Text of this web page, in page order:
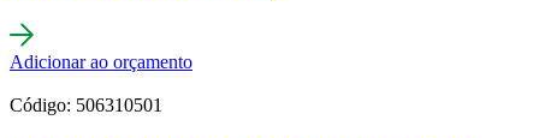
Adicionar ao orçamento
Código: 506310501